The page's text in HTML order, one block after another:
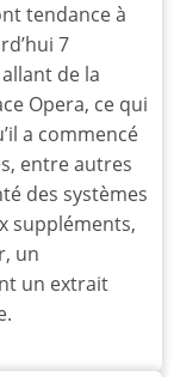
tendance à
7
de la
Opera, ce qui
a commencé
entre autres
des systèmes
suppléments,
un
un extrait